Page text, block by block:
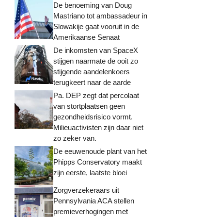
De benoeming van Doug
Mastriano tot ambassadeur in
Slowakije gaat vooruit in de
Amerikaanse Senaat
De inkomsten van SpaceX
stijgen naarmate de ooit zo
stijgende aandelenkoers
terugkeert naar de aarde
Pa. DEP zegt dat percolaat
van stortplaatsen geen
gezondheidsrisico vormt.
Milieuactivisten zijn daar niet
zo zeker van.
De eeuwenoude plant van het
Phipps Conservatory maakt
zijn eerste, laatste bloei
Zorgverzekeraars uit
Pennsylvania ACA stellen
premieverhogingen met